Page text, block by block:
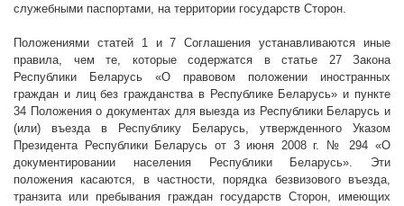
служебными паспортами, на территории государств Сторон.
Положениями статей 1 и 7 Соглашения устанавливаются иные
правила, чем те, которые содержатся в статье 27 Закона
Республики Беларусь «О правовом положении иностранных
граждан и лиц без гражданства в Республике Беларусь» и пункте
34 Положения о документах для выезда из Республики Беларусь и
(или) въезда в Республику Беларусь, утвержденного Указом
Президента Республики Беларусь от 3 июня 2008 г. № 294 «О
документировании населения Республики Беларусь». Эти
положения касаются, в частности, порядка безвизового въезда,
транзита или пребывания граждан государств Сторон, имеющих